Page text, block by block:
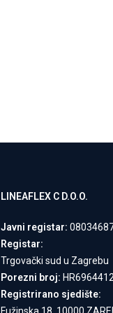
LINEAFLEX C D.O.O.
Javni registar:
Registar:
Trgovački sud u Zagrebu
Porezni broj:
Registrirano sjedište: